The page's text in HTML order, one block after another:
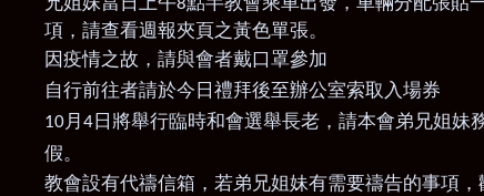
8
項，請查看週報夾頁之黃色單張。
因疫情之故，請與會者戴口罩參加
自行前往者請於今日禮拜後至辦公室索取入場券
10月 4日將舉行臨時和會選舉長老，請本會弟兄姐妹
假。
教會設有代禱信箱，若弟兄姐妹有需要禱告的事項